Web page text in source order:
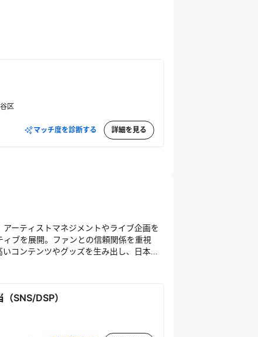
区
マッチ度を診断する 詳細を見る
ーティストマネジメントやライブ企画を
ブを展開。ファンとの信頼関係を重視
コンテンツやグッズを生み出し、日本の
SNS/DSP）